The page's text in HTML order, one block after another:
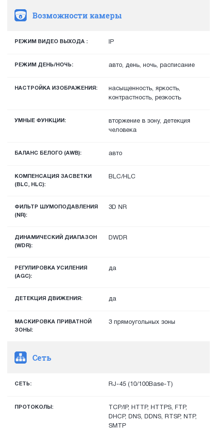
Возможности камеры
РЕЖИМ ВИДЕО ВЫХОДА : IP
РЕЖИМ ДЕНЬ/НОЧЬ: авто, день, ночь, расписание
НАСТРОЙКА ИЗОБРАЖЕНИЯ:
насыщенность, яркость,
контрастность, резкость
УМНЫЕ ФУНКЦИИ:
вторжение в зону, детекция
человека
БАЛАНС БЕЛОГО (AWB): авто
КОМПЕНСАЦИЯ ЗАСВЕТКИ
(BLC, HLC):
BLC/HLC
ФИЛЬТР ШУМОПОДАВЛЕНИЯ
(NR):
3D NR
ДИНАМИЧЕСКИЙ ДИАПАЗОН
(WDR):
DWDR
РЕГУЛИРОВКА УСИЛЕНИЯ
(AGC):
да
ДЕТЕКЦИЯ ДВИЖЕНИЯ: да
МАСКИРОВКА ПРИВАТНОЙ
ЗОНЫ:
3 прямоугольных зоны
Сеть
СЕТЬ: RJ-45 (10/100Base-T)
ПРОТОКОЛЫ:
TCP/IP, HTTP, HTTPS, FTP,
DHCP, DNS, DDNS, RTSP, NTP,
SMTP